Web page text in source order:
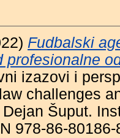
Fudbalski
profesionalne
izazovi i
challenges
Šuput.
978-86-80186-